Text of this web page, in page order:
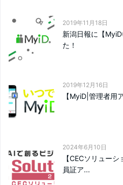
2019年11月18日
新潟日報に【
た！
2019年12月16日
【MyiD|管理者用
2024年6月10日
【CECソリュー
員証ア...